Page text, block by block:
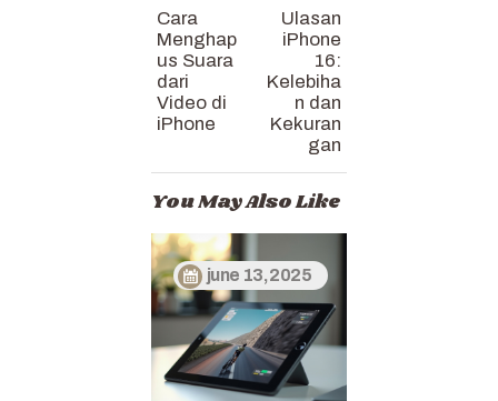
Cara
Menghap
us Suara
dari
Video di
iPhone
Ulasan
iPhone
16:
Kelebiha
n dan
Kekuran
gan
You May Also Like
june 13, 2025